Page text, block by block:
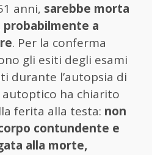
anni, sarebbe morta
probabilmente a
. Per la conferma
gli esiti degli esami
durante l’autopsia di
autoptico ha chiarito
ferita alla testa: non
contundente e
alla morte,